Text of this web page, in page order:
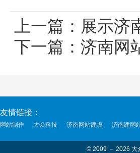
上一篇： 展示济
下一篇： 济南网
友情链接：
网站制作 大众科技 济南网站建设 济南建网
© 2009 － 2026 大